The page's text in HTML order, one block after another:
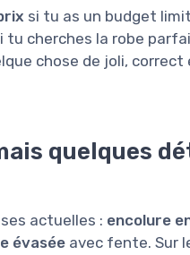
si tu as un budget
tu cherches la robe
chose de joli,
quelques
actuelles : encolure
évasée avec fente. Sur